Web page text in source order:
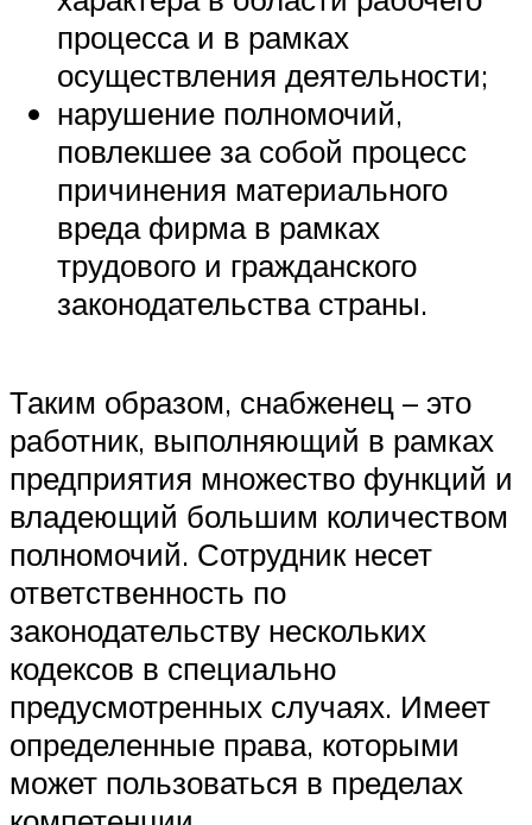
процесса и в рамках
осуществления деятельности;
нарушение полномочий,
повлекшее за собой процесс
причинения материального
вреда фирма в рамках
трудового и гражданского
законодательства страны.
Таким образом, снабженец – это
работник, выполняющий в рамках
предприятия множество функций и
владеющий большим количеством
полномочий. Сотрудник несет
ответственность по
законодательству нескольких
кодексов в специально
предусмотренных случаях. Имеет
определенные права, которыми
может пользоваться в пределах